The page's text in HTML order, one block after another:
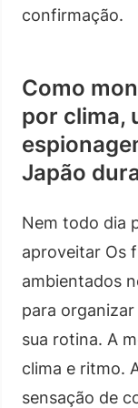
confirmação.
Como
por clima,
Japão
Nem todo dia
aproveitar Os
ambientados
para
sua rotina. A
clima e ritmo.
sensação de